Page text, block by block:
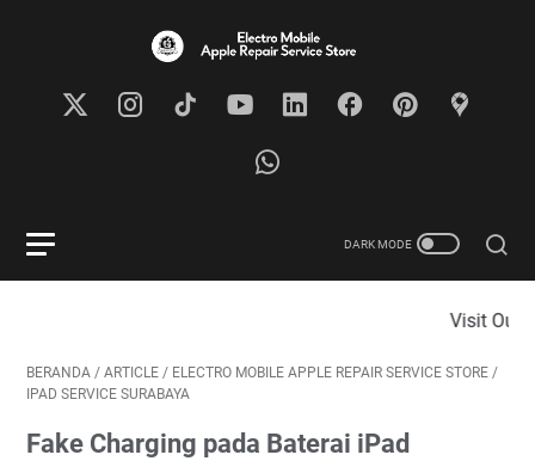
Visit Our Store
BERANDA / ARTICLE / ELECTRO MOBILE APPLE REPAIR SERVICE STORE /
IPAD SERVICE SURABAYA
Fake Charging pada Baterai iPad